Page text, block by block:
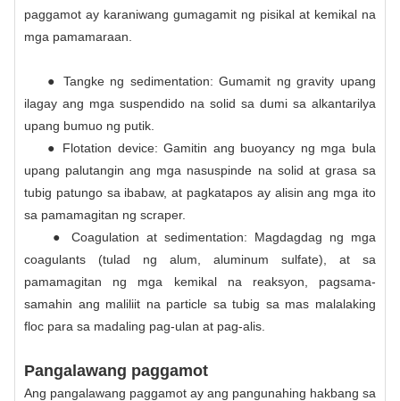
paggamot ay karaniwang gumagamit ng pisikal at kemikal na
mga pamamaraan.
● Tangke ng sedimentation: Gumamit ng gravity upang
ilagay ang mga suspendido na solid sa dumi sa alkantarilya
upang bumuo ng putik.
● Flotation device: Gamitin ang buoyancy ng mga bula
upang palutangin ang mga nasuspinde na solid at grasa sa
tubig patungo sa ibabaw, at pagkatapos ay alisin ang mga ito
sa pamamagitan ng scraper.
● Coagulation at sedimentation: Magdagdag ng mga
coagulants (tulad ng alum, aluminum sulfate), at sa
pamamagitan ng mga kemikal na reaksyon, pagsama-
samahin ang maliliit na particle sa tubig sa mas malalaking
floc para sa madaling pag-ulan at pag-alis.
Pangalawang paggamot
Ang pangalawang paggamot ay ang pangunahing hakbang sa